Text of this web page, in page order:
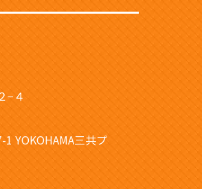
−４
YOKOHAMA三共プ